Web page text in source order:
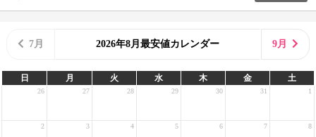
7月 2026年8月最安値カレンダー 9月
日 月 火 水 木 金 土
26 27 28 29 30 31 1
2 3 4 5 6 7 8